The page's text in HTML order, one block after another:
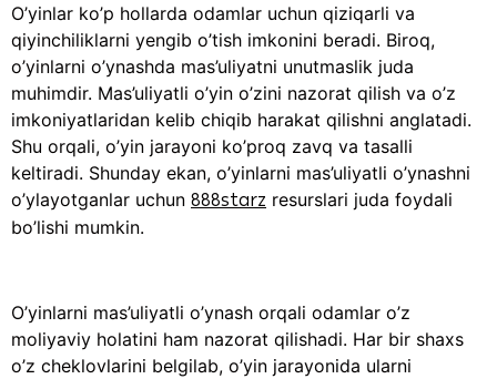
O’yinlar ko’p hollarda odamlar uchun qiziqarli va
qiyinchiliklarni yengib o’tish imkonini beradi. Biroq,
o’yinlarni o’ynashda mas’uliyatni unutmaslik juda
muhimdir. Mas’uliyatli o’yin o’zini nazorat qilish va o’z
imkoniyatlaridan kelib chiqib harakat qilishni anglatadi.
Shu orqali, o’yin jarayoni ko’proq zavq va tasalli
keltiradi. Shunday ekan, o’yinlarni mas’uliyatli o’ynashni
o’ylayotganlar uchun 888starz resurslari juda foydali
bo’lishi mumkin.
O’yinlarni mas’uliyatli o’ynash orqali odamlar o’z
moliyaviy holatini ham nazorat qilishadi. Har bir shaxs
o’z cheklovlarini belgilab, o’yin jarayonida ularni